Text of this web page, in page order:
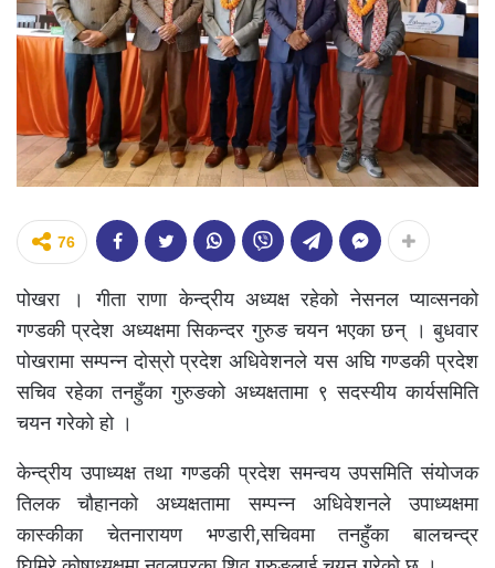
76
पोखरा । गीता राणा केन्द्रीय अध्यक्ष रहेको नेसनल प्याव्सनको
गण्डकी प्रदेश अध्यक्षमा सिकन्दर गुरुङ चयन भएका छन् । बुधवार
पोखरामा सम्पन्न दोस्रो प्रदेश अधिवेशनले यस अघि गण्डकी प्रदेश
सचिव रहेका तनहुँका गुरुङको अध्यक्षतामा ९ सदस्यीय कार्यसमिति
चयन गरेको हो ।
केन्द्रीय उपाध्यक्ष तथा गण्डकी प्रदेश समन्वय उपसमिति संयोजक
तिलक चौहानको अध्यक्षतामा सम्पन्न अधिवेशनले उपाध्यक्षमा
कास्कीका चेतनारायण भण्डारी,सचिवमा तनहुँका बालचन्द्र